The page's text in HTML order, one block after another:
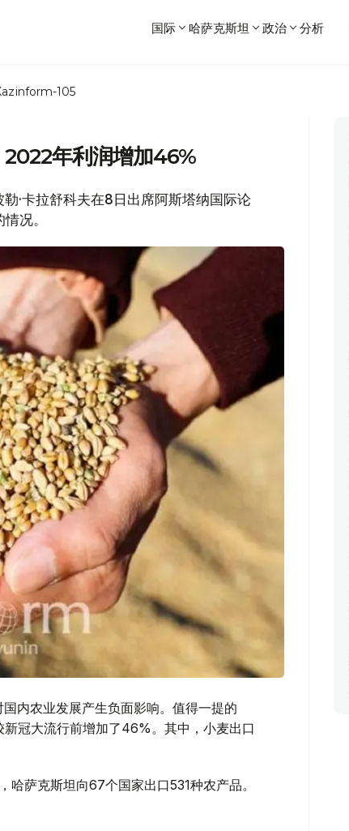
国际 哈萨克斯坦 政治 分析
105
年利润增加46%
·卡拉舒科夫在8日出席阿斯塔纳国际论
况。
内农业发展产生负面影响。值得一提的
冠大流行前增加了46%。其中，小麦出口
萨克斯坦向67个国家出口531种农产品。